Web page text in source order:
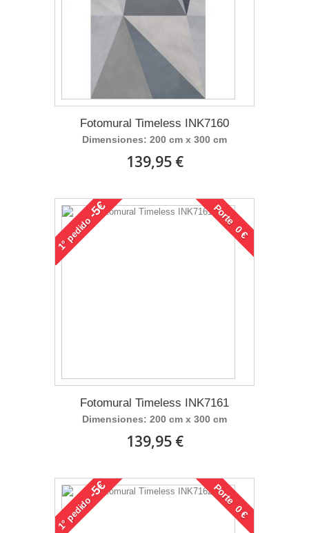
Fotomural Timeless INK7160
Dimensiones: 200 cm x 300 cm
139,95 €
1°
pedido
-5€ Porte 0 €
Fotomural Timeless INK7161
Dimensiones: 200 cm x 300 cm
139,95 €
1°
pedido
-5€ Porte 0 €